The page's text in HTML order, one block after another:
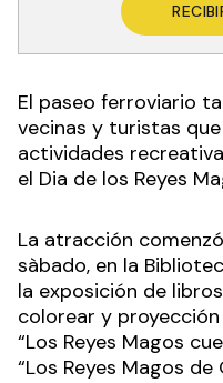
El paseo ferroviario
vecinas y turistas
actividades
el Dia de los Reyes
La atracción
sàbado, en la
la exposición de
colorear y
“Los Reyes Magos
“Los Reyes Magos